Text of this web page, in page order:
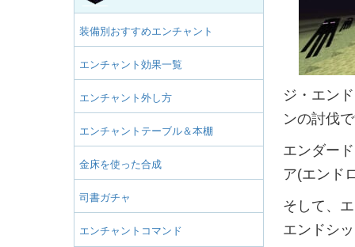
装備別おすすめエンチャント
エンチャント効果一覧
エンチャント外し方
エンチャントテーブル＆本棚
金床を使った合成
司書ガチャ
エンチャントコマンド
ジ・エン
ンの討伐
エンダー
ア(エンド
そして、
エンドシ